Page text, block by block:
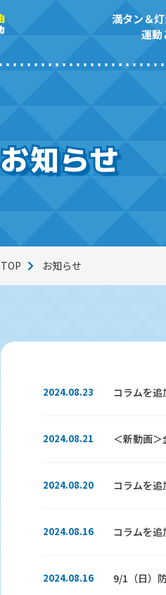
満タン＆
運動
お知らせ
TOP お知らせ
2024.08.23 コラムを
2024.08.21 ＜新動画
2024.08.20 コラムを追
2024.08.16 コラムを追
2024.08.16 9/1（日）